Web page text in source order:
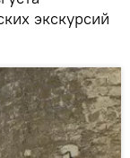
экскурсий